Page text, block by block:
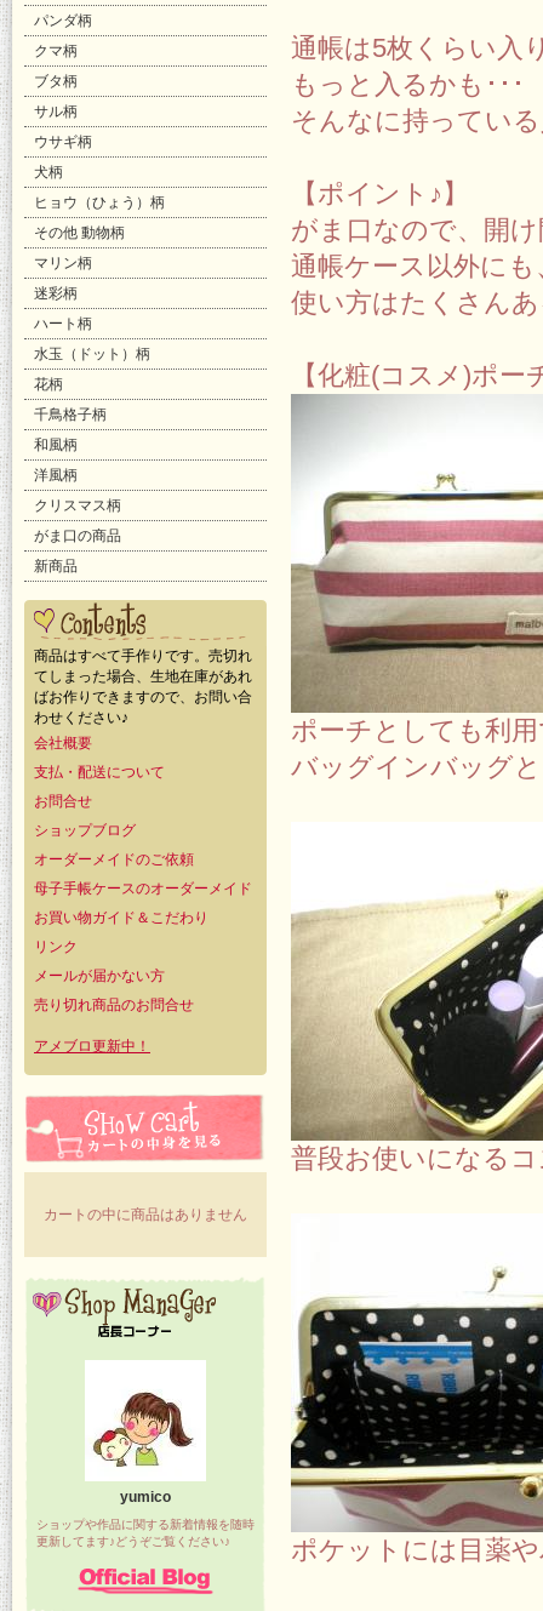
パンダ柄
クマ柄
ブタ柄
サル柄
ウサギ柄
犬柄
ヒョウ（ひょう）柄
その他 動物柄
マリン柄
迷彩柄
ハート柄
水玉（ドット）柄
花柄
千鳥格子柄
和風柄
洋風柄
クリスマス柄
がま口の商品
新商品
商品はすべて手作りです。売切れ
てしまった場合、生地在庫があれ
ばお作りできますので、お問い合
わせください♪
会社概要
支払・配送について
お問合せ
ショップブログ
オーダーメイドのご依頼
母子手帳ケースのオーダーメイド
お買い物ガイド＆こだわり
リンク
メールが届かない方
売り切れ商品のお問合せ
アメブロ更新中！
カートの中に商品はありません
yumico
ショップや作品に関する新着情報を随時
更新してます♪どうぞご覧ください♪
通帳は5枚くらい入
もっと入るかも･･･
そんなに持ってい
【ポイント♪】
がま口なので、開
通帳ケース以外に
使い方はたくさん
【化粧(コスメ)ポ
ポーチとしても利
バッグインバッグ
普段お使いになる
ポケットには目薬